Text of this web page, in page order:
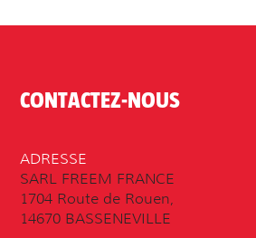
CONTACTEZ-NOUS
ADRESSE
SARL FREEM FRANCE
1704 Route de Rouen,
14670 BASSENEVILLE